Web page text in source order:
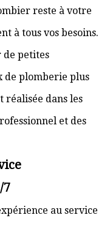
reste à votre
à tous vos besoins.
de petites
de plomberie plus
réalisée dans les
et des
7
au service